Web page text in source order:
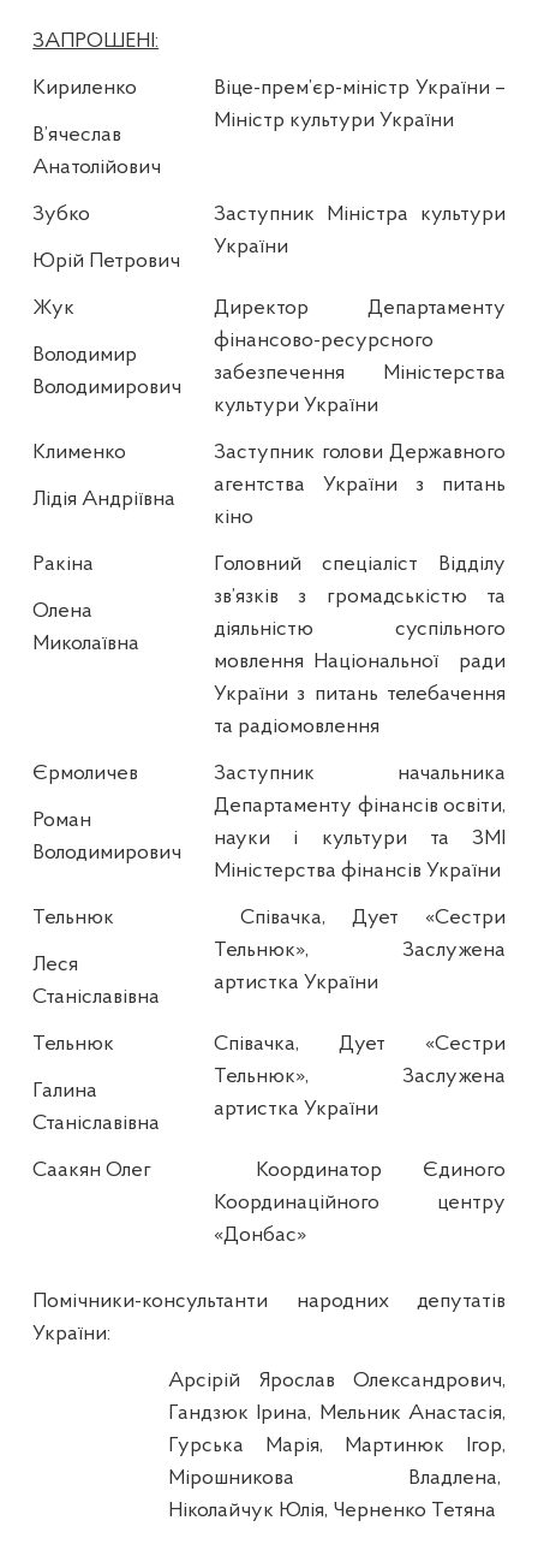
ЗАПРОШЕНІ:
Кириленко
В’ячеслав
Анатолійович
Віце-прем’єр-міністр України –
Міністр культури України
Зубко
Юрій Петрович
Заступник Міністра культури
України
Жук
Володимир
Володимирович
Директор Департаменту
фінансово-ресурсного
забезпечення Міністерства
культури України
Клименко
Лідія Андріївна
Заступник голови Державного
агентства України з питань
кіно
Ракіна
Олена
Миколаївна
Головний спеціаліст Відділу
зв’язків з громадськістю та
діяльністю суспільного
мовлення Національної
ради
України з питань телебачення
та радіомовлення
Єрмоличев
Роман
Володимирович
Заступник начальника
Департаменту фінансів освіти,
науки і культури та ЗМІ
Міністерства фінансів України
Тельнюк
Леся
Станіславівна
Співачка, Дует «Сестри
Тельнюк», Заслужена
артистка України
Тельнюк
Галина
Станіславівна
Співачка, Дует «Сестри
Тельнюк», Заслужена
артистка України
Саакян Олег
Координатор Єдиного
Координаційного центру
«Донбас»
Помічники-консультанти народних депутатів
України:
Арсірій Ярослав Олександрович,
Гандзюк Ірина, Мельник Анастасія,
Гурська Марія, Мартинюк Ігор,
Мірошникова Владлена,
Ніколайчук Юлія, Черненко Тетяна